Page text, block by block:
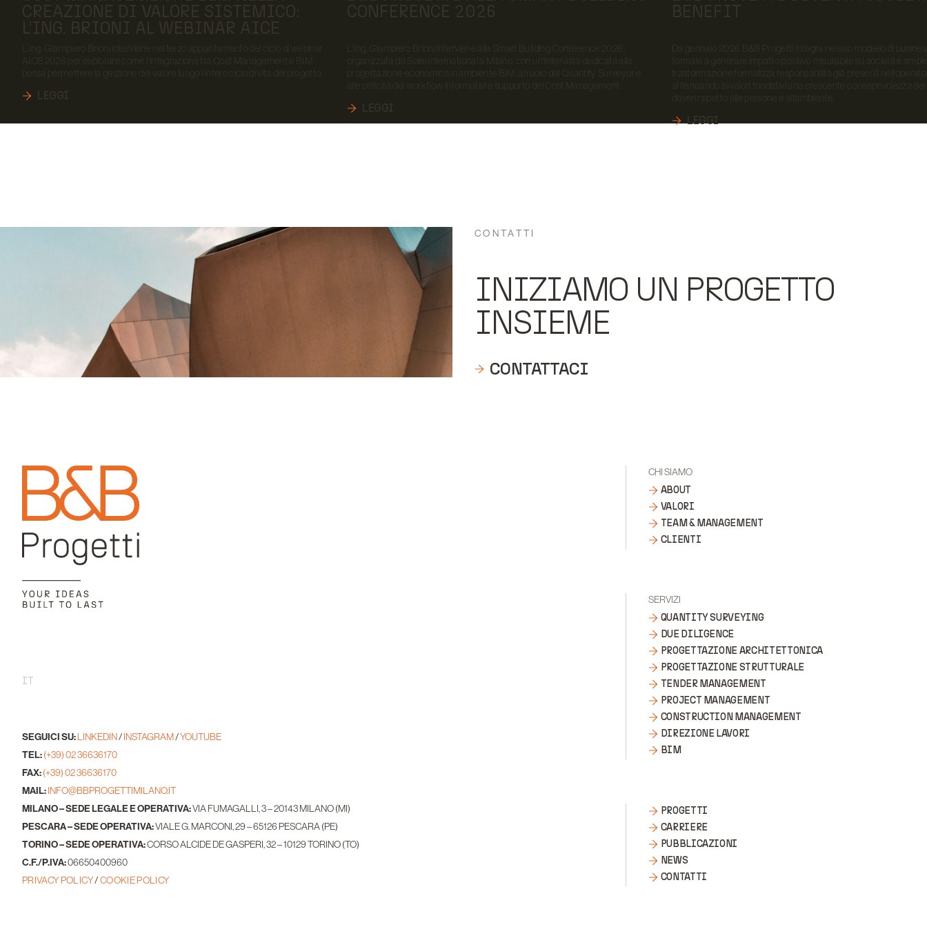
CREAZIONE DI VALORE SISTEMICO:
L’ING. BRIONI AL WEBINAR AICE
AICE 2026 per esplorare come l’integrazione tra Cost Management e BIM
LEGGI
CONFERENCE 2026
organizzata da Soiel International a Milano, con un’intervista dedicata alla
progettazione economica in ambiente BIM, al ruolo del Quantity Surveyor e
alle criticità dei workflow informativi a supporto del Cost Management.
LEGGI
BENEFIT
LEGGI
CONTATTI
INIZIAMO UN PROGETTO
INSIEME
CONTATTACI
IT
SEGUICI SU:LINKEDIN/INSTAGRAM/YOUTUBE
TEL:(+39) 02 36636170
FAX:(+39) 02 36636170
MAIL:INFO@BBPROGETTIMILANO.IT
MILANO – SEDE LEGALE E OPERATIVA:VIA FUMAGALLI, 3 – 20143 MILANO (MI)
PESCARA – SEDE OPERATIVA:VIALE G. MARCONI, 29 – 65126 PESCARA (PE)
TORINO – SEDE OPERATIVA:CORSO ALCIDE DE GASPERI, 32 – 10129 TORINO (TO)
C.F./P.IVA:06650400960
PRIVACY POLICY/COOKIE POLICY
CHI SIAMO
ABOUT
VALORI
TEAM & MANAGEMENT
CLIENTI
SERVIZI
QUANTITY SURVEYING
DUE DILIGENCE
PROGETTAZIONE ARCHITETTONICA
PROGETTAZIONE STRUTTURALE
TENDER MANAGEMENT
PROJECT MANAGEMENT
CONSTRUCTION MANAGEMENT
DIREZIONE LAVORI
BIM
PROGETTI
CARRIERE
PUBBLICAZIONI
NEWS
CONTATTI